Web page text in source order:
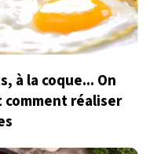
à la coque... On
réaliser